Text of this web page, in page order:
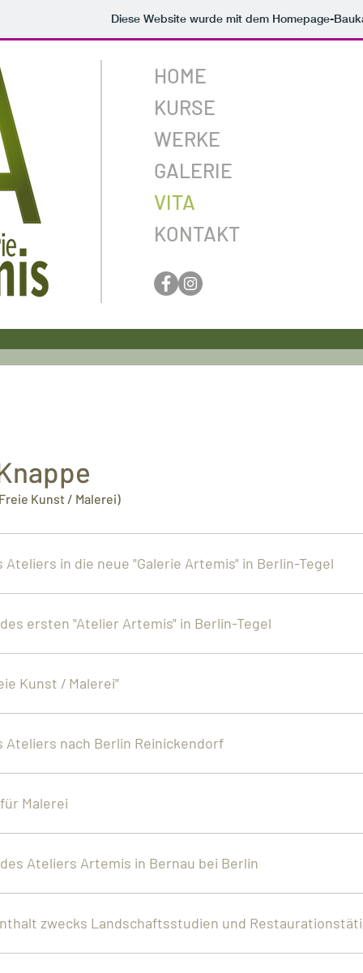
Diese Website wurde mit dem Homepage-
HOME
KURSE
WERKE
GALERIE
VITA
KONTAKT
Kunst / Malerei)
Ateliers in die neue "Galerie Artemis" in Berlin-Tegel
ersten "Atelier Artemis" in Berlin-Tegel
Kunst / Malerei"
Ateliers nach Berlin Reinickendorf
Malerei
Ateliers Artemis in Bernau bei Berlin
zwecks Landschaftsstudien und